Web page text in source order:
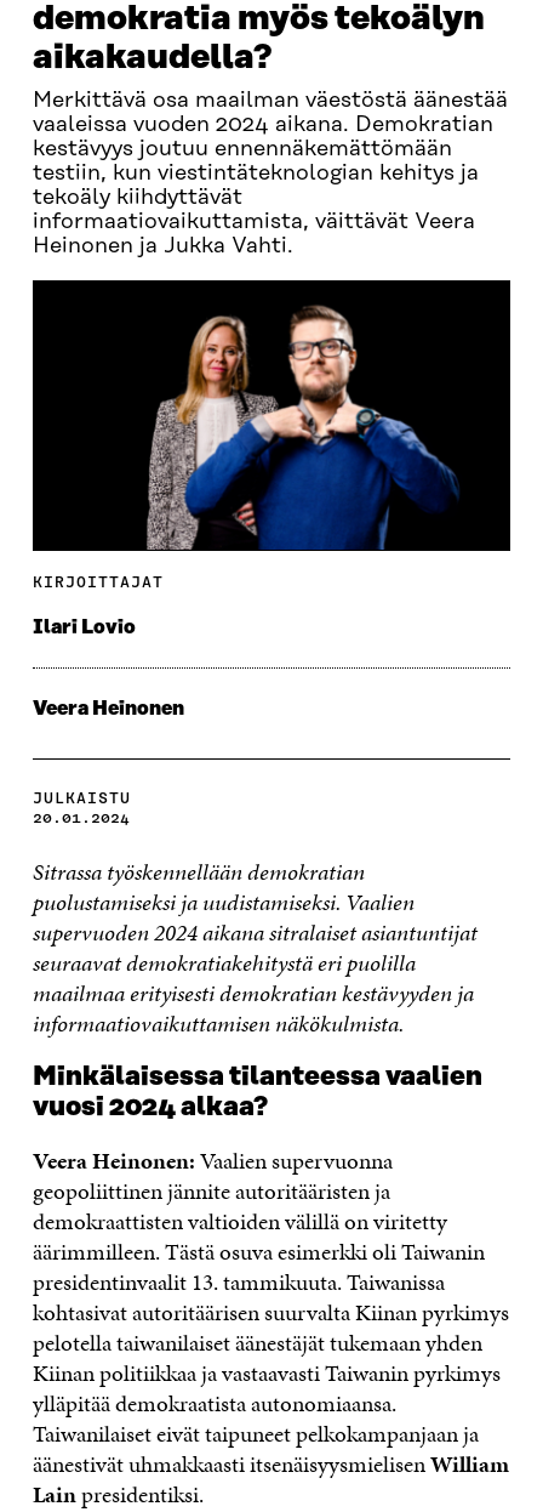
demokratia myös tekoälyn
aikakaudella?
Merkittävä osa maailman väestöstä äänestää
vaaleissa vuoden 2024 aikana. Demokratian
kestävyys joutuu ennennäkemättömään
testiin, kun viestintäteknologian kehitys ja
tekoäly kiihdyttävät
informaatiovaikuttamista, väittävät Veera
Heinonen ja Jukka Vahti.
KIRJOITTAJAT
Ilari Lovio
Veera Heinonen
JULKAISTU
20.01.2024
Sitrassa työskennellään demokratian
puolustamiseksi ja uudistamiseksi. Vaalien
supervuoden 2024 aikana sitralaiset asiantuntijat
seuraavat demokratiakehitystä eri puolilla
maailmaa erityisesti demokratian kestävyyden ja
informaatiovaikuttamisen näkökulmista.
Minkälaisessa tilanteessa vaalien
vuosi 2024 alkaa?
Veera Heinonen:Vaalien supervuonna
geopoliittinen jännite autoritääristen ja
demokraattisten valtioiden välillä on viritetty
äärimmilleen. Tästä osuva esimerkki oli Taiwanin
presidentinvaalit 13. tammikuuta. Taiwanissa
kohtasivat autoritäärisen suurvalta Kiinan pyrkimys
pelotella taiwanilaiset äänestäjät tukemaan yhden
Kiinan politiikkaa ja vastaavasti Taiwanin pyrkimys
ylläpitää demokraatista autonomiaansa.
Taiwanilaiset eivät taipuneet pelkokampanjaan ja
äänestivät uhmakkaasti itsenäisyysmielisenWilliam
Lainpresidentiksi.